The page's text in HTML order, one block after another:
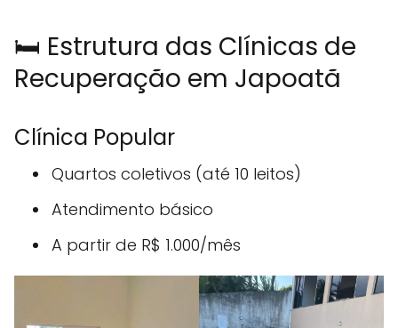
🛏️ Estrutura das Clínicas de
Recuperação em Japoatã
Clínica Popular
Quartos coletivos (até 10 leitos)
Atendimento básico
A partir de R$ 1.000/mês